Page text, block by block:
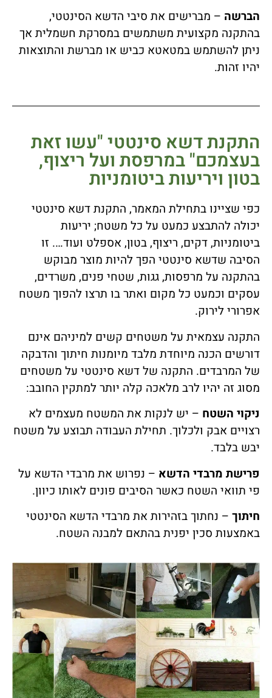
הברשה – מברישים את סיבי הדשא הסינטטי,
בהתקנה מקצועית משתמשים במסרקת חשמלית אך
ניתן להשתמש במטאטא כביש או מברשת והתוצאות
יהיו זהות.
התקנת דשא סינטטי "עשו זאת
בעצמכם" במרפסת ועל ריצוף,
בטון ויריעות ביטומניות
כפי שציינו בתחילת המאמר, התקנת דשא סינטטי
יכולה להתבצע כמעט על כל משטח; יריעות
ביטומניות, דקים, ריצוף, בטון, אספלט ועוד…. זו
הסיבה שדשא סינטטי הפך להיות מוצר מבוקש
בהתקנה על מרפסות, גגות, שטחי פנים, משרדים,
עסקים וכמעט כל מקום ואתר בו תרצו להפוך משטח
אפרורי לירוק.
התקנה עצמאית על משטחים קשים למיניהם אינם
דורשים הכנה מיוחדת מלבד מיומנות חיתוך והדבקה
של המרבדים. התקנה של דשא סינטטי על משטחים
מסוג זה יהיו לרב מלאכה קלה יותר למתקין החובב:
ניקוי השטח – יש לנקות את המשטח מעצמים לא
רצויים אבק ולכלוך. תחילת העבודה תבוצע על משטח
יבש בלבד.
פרישת מרבדי הדשא – נפרוש את מרבדי הדשא על
פי תוואי השטח כאשר הסיבים פונים לאותו כיוון.
חיתוך – נחתוך בזהירות את מרבדי הדשא הסינטטי
באמצעות סכין יפנית בהתאם למבנה השטח.